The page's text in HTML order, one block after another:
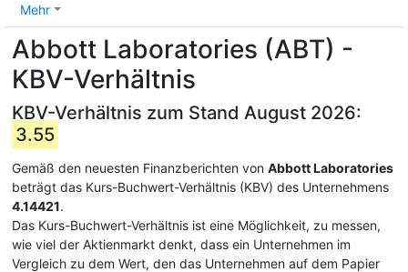
Mehr
Abbott Laboratories (ABT) -
KBV-Verhältnis
KBV-Verhältnis zum Stand August 2026:
3.55
Gemäß den neuesten Finanzberichten von Abbott Laboratories
beträgt das Kurs-Buchwert-Verhältnis (KBV) des Unternehmens
4.14421.
Das Kurs-Buchwert-Verhältnis ist eine Möglichkeit, zu messen,
wie viel der Aktienmarkt denkt, dass ein Unternehmen im
Vergleich zu dem Wert, den das Unternehmen auf dem Papier